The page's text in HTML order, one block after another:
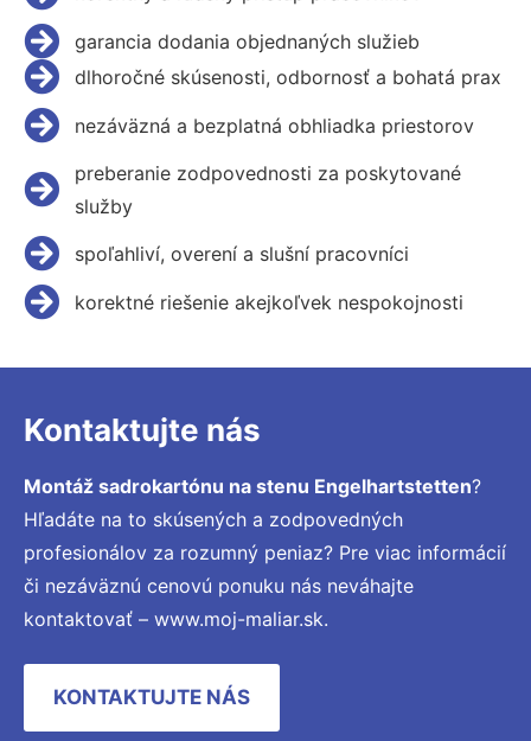
garancia dodania objednaných služieb
dlhoročné skúsenosti, odbornosť a bohatá prax
nezáväzná a bezplatná obhliadka priestorov
preberanie zodpovednosti za poskytované
služby
spoľahliví, overení a slušní pracovníci
korektné riešenie akejkoľvek nespokojnosti
Kontaktujte nás
Montáž sadrokartónu na stenu Engelhartstetten?
Hľadáte na to skúsených a zodpovedných
profesionálov za rozumný peniaz? Pre viac informácií
či nezáväznú cenovú ponuku nás neváhajte
kontaktovať – www.moj-maliar.sk.
KONTAKTUJTE NÁS